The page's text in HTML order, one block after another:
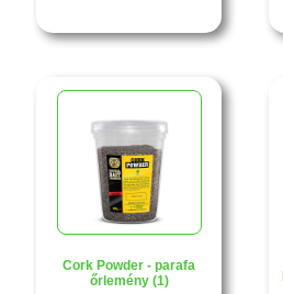
Cork Powder - parafa
őrlemény (1)